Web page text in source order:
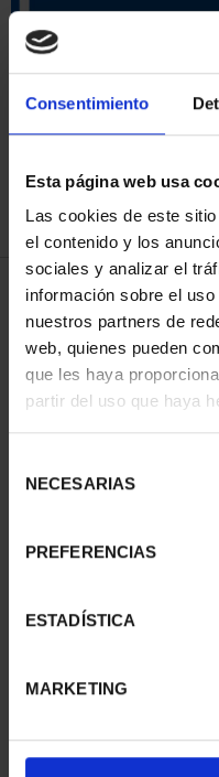
Consentimiento
Esta página web usa
Las cookies de este
el contenido y los
sociales y analizar el
información sobre el
nuestros partners de
web, quienes pueden
que les haya
partir del uso que haya
NECESARIAS
PREFERENCIAS
ESTADÍSTICA
MARKETING
SORT BY:
3 Products found
(2023) SILVER COIN
€140.00